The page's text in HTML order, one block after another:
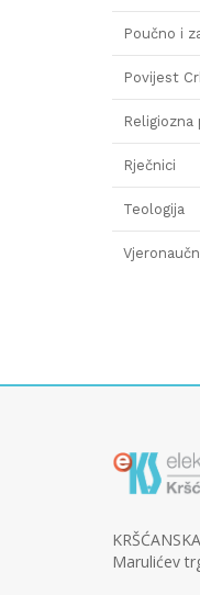
Poučno i
Povijest
Rječnici
Teologija
Marulićev